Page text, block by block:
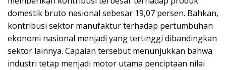
domestik bruto nasional sebesar 19,07 persen. Bahkan,
kontribusi sektor manufaktur terhadap pertumbuhan
ekonomi nasional menjadi yang tertinggi dibandingkan
sektor lainnya. Capaian tersebut menunjukkan bahwa
industri tetap menjadi motor utama penciptaan nilai